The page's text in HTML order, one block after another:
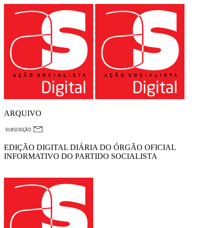
ARQUIVO
EDIÇÃO DIGITAL DIÁRIA DO ÓRGÃO OFICIAL
INFORMATIVO DO PARTIDO SOCIALISTA